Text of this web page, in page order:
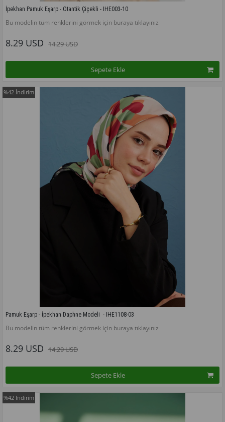
İpekhan Pamuk Eşarp - Otantik Çiçekli - IHE003-10
Bu modelin tüm renklerini görmek için buraya tıklayınız
8.29 USD 14.29 USD
Sepete Ekle
Pamuk Eşarp - İpekhan Daphne Modeli  - IHE1108-03
Bu modelin tüm renklerini görmek için buraya tıklayınız
8.29 USD 14.29 USD
Sepete Ekle
%42 İndirim
%42 İndirim